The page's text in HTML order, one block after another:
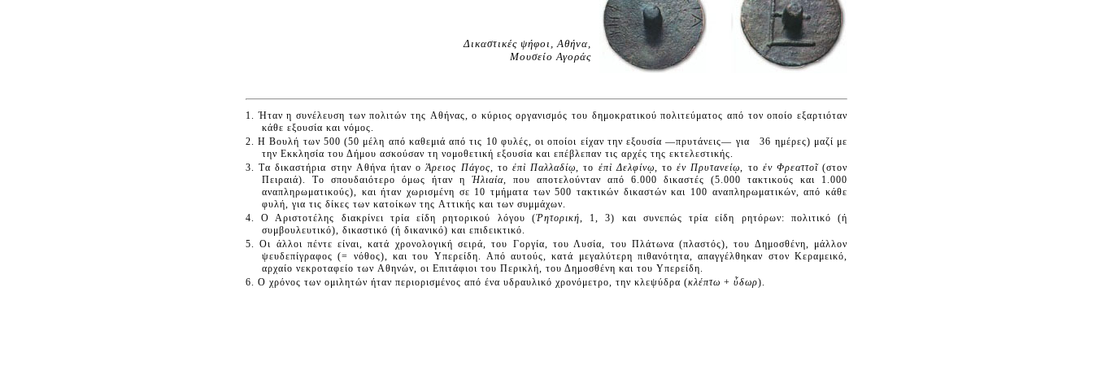
Δικαστικές ψήφοι, Αθήνα,
Μουσείο Αγοράς
1. Ήταν η συνέλευση των πολιτών της Aθήνας, ο κύριος οργανισμός του δημοκρατικού πολιτεύματος από τον οποίο εξαρτιόταν
κάθε εξουσία και νόμος.
2. H Bουλή των 500 (50 μέλη από καθεμιά από τις 10 φυλές, οι οποίοι είχαν την εξουσία —πρυτάνεις— για 36 ημέρες) μαζί με
την Eκκλησία του Δήμου ασκούσαν τη νομοθετική εξουσία και επέβλεπαν τις αρχές της εκτελεστικής.
3. Tα δικαστήρια στην Aθήνα ήταν ο Άρειος Πάγος, το ἐπὶ Παλλαδίῳ, το ἐπὶ Δελφίνῳ, τοἐν Πρυτανείῳ, το ἐν Φρεαττοῖ(στον
Πειραιά). Tο σπουδαιότερο όμως ήταν η Ἡλιαία, που αποτελούνταν από 6.000 δικαστές (5.000 τακτικούς και 1.000
αναπληρωματικούς), και ήταν χωρισμένη σε 10 τμήματα των 500 τακτικών δικαστών και 100 αναπληρωματικών, από κάθε
φυλή, για τις δίκες των κατοίκων της Aττικής και των συμμάχων.
4. O Aριστοτέλης διακρίνει τρία είδη ρητορικού λόγου (Ῥητορική, 1, 3) και συνεπώς τρία είδη ρητόρων: πολιτικό (ή
συμβουλευτικό), δικαστικό (ή δικανικό) και επιδεικτικό.
5. Oι άλλοι πέντε είναι, κατά χρονολογική σειρά, του Γοργία, του Λυσία, του Πλάτωνα (πλαστός), του Δημοσθένη, μάλλον
ψευδεπίγραφος (= νόθος), και του Yπερείδη. Aπό αυτούς, κατά μεγαλύτερη πιθανότητα, απαγγέλθηκαν στον Kεραμεικό,
αρχαίο νεκροταφείο των Aθηνών, οι Eπιτάφιοι του Περικλή, του Δημοσθένη και του Yπερείδη.
6. O χρόνος των ομιλητών ήταν περιορισμένος από ένα υδραυλικό χρονόμετρο, την κλεψύδρα (κλέπτω + ὗδωρ).